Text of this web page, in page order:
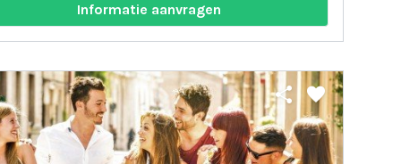
Informatie aanvragen
share favorite